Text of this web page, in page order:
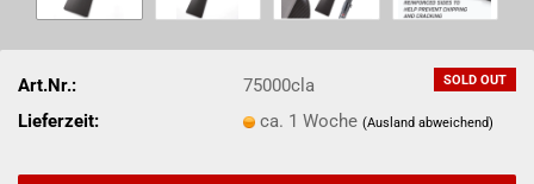
SOLD OUT
Art.Nr.:
75000cla
Lieferzeit:
ca. 1 Woche(Ausland abweichend)